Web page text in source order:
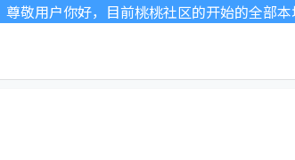
尊敬用户你好，目前桃桃社区的开始的全部本